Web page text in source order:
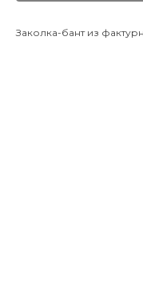
Заколка-бант из